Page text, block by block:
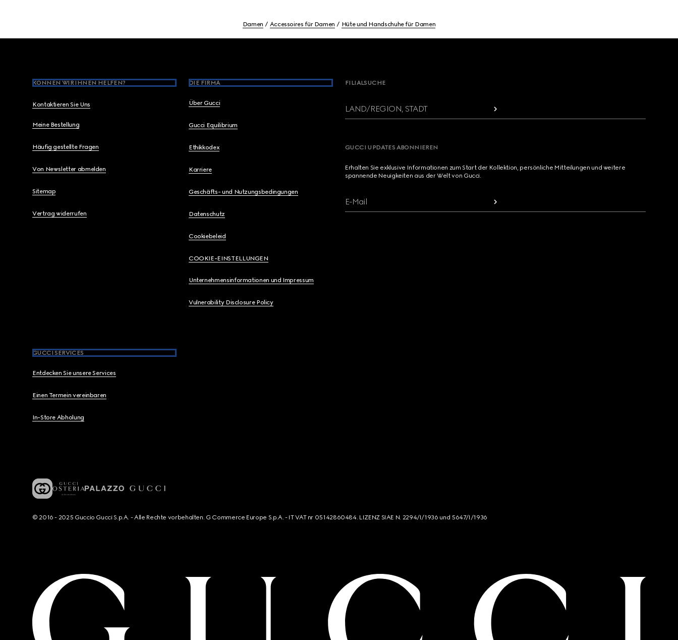
Damen Accessoires für Damen Hüte und Handschuhe für Damen
KÖNNEN WIR IHNEN HELFEN?
Kontaktieren Sie Uns
Meine Bestellung
Häufig gestellte Fragen
Von Newsletter abmelden
Sitemap
Vertrag widerrufen
DIE FIRMA
Über Gucci
Gucci Equilibrium
Ethikkodex
Karriere
Geschäfts- und Nutzungsbedingungen
Datenschutz
Cookiebeleid
COOKIE-EINSTELLUNGEN
Unternehmensinformationen und Impressum
Vulnerability Disclosure Policy
GUCCI SERVICES
Entdecken Sie unsere Services
Einen Termein vereinbaren
In-Store Abholung
FILIALSUCHE
LAND/REGION, STADT
GUCCI UPDATES ABONNIEREN
Erhalten Sie exklusive Informationen zum Start der Kollektion, persönliche Mitteilungen und weitere
spannende Neuigkeiten aus der Welt von Gucci.
E-Mail
© 2016 - 2025 Guccio Gucci S.p.A. - Alle Rechte vorbehalten. G Commerce Europe S.p.A. - IT VAT nr 05142860484. LIZENZ SIAE N. 2294/I/1936 und 5647/I/1936